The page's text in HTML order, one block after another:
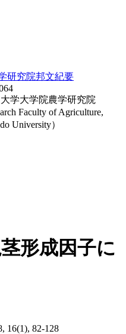
研究院邦文紀要
学大学院農学研究院
Faculty of Agriculture,
University）
形成因子に
16(1), 82-128